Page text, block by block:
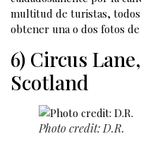
multitud de turistas,
obtener una o dos fotos de
6) Circus
Scotland
Photo credit: D.R.